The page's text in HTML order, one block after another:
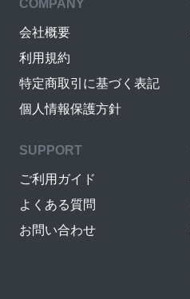
COMPANY
会社概要
利用規約
特定商取引に基づく表記
個人情報保護方針
SUPPORT
ご利用ガイド
よくある質問
お問い合わせ